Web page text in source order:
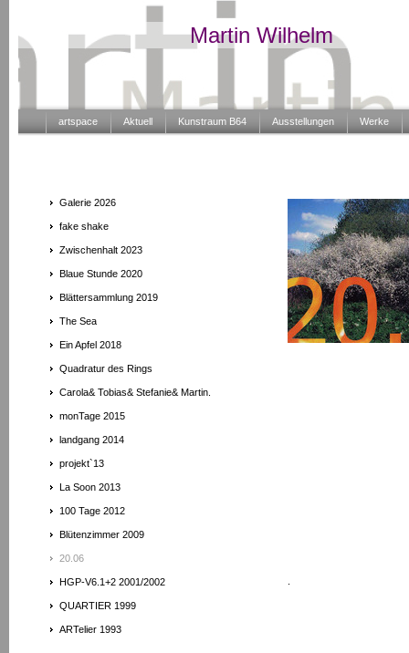
Martin Wilhelm
artspace Aktuell Kunstraum B64 Ausstellungen Werke
Galerie 2026
fake shake
Zwischenhalt 2023
Blaue Stunde 2020
Blättersammlung 2019
The Sea
Ein Apfel 2018
Quadratur des Rings
Carola& Tobias& Stefanie& Martin.
monTage 2015
landgang 2014
projekt`13
La Soon 2013
100 Tage 2012
Blütenzimmer 2009
20.06
HGP-V6.1+2 2001/2002
QUARTIER 1999
ARTelier 1993